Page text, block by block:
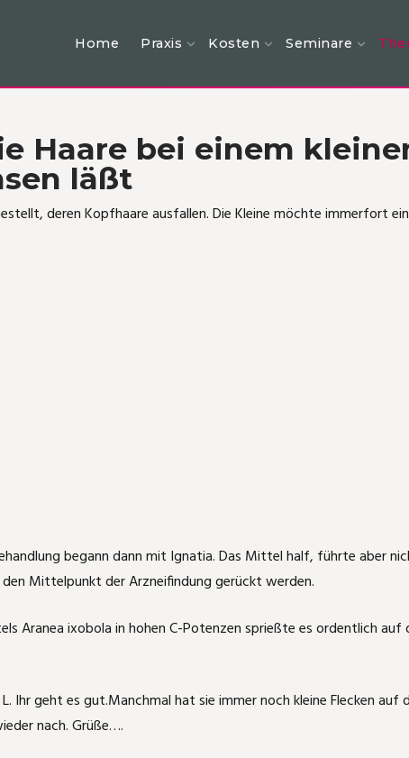
Home Praxis Kosten Seminare
Haare bei einem
läßt
deren Kopfhaare ausfallen. Die Kleine möchte immerfort
begann dann mit Ignatia. Das Mittel half, führte aber
Mittelpunkt der Arzneifindung gerückt werden.
Aranea ixobola in hohen C-Potenzen sprießte es ordentlich
Ihr geht es gut.Manchmal hat sie immer noch kleine Flecken auf
nach. Grüße….